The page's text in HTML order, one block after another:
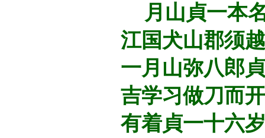
月山貞一本
江国犬山郡须
一月山弥八郎
吉学习做刀而
有着貞一十六